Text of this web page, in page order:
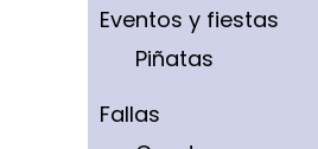
Eventos y fiestas
Piñatas
Fallas